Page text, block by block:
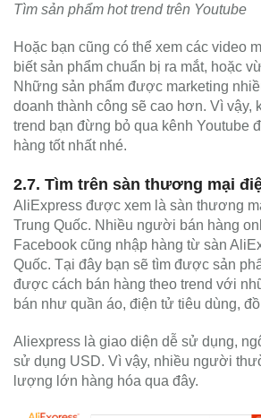
Tìm sản phẩm hot trend trên Youtube
Hoặc bạn cũng có thể xem các video
biết sản phẩm chuẩn bị ra mắt, hoặc
Những sản phẩm được marketing
doanh thành công sẽ cao hơn. Vì vậy,
trend bạn đừng bỏ qua kênh Youtube
hàng tốt nhất nhé.
2.7. Tìm trên sàn thương mại
AliExpress được xem là sàn thương
Trung Quốc. Nhiều người bán hàng
Facebook cũng nhập hàng từ sàn
Quốc. Tại đây bạn sẽ tìm được sản
được cách bán hàng theo trend với
bán như quần áo, điện tử tiêu dùng,
Aliexpress là giao diện dễ sử dụng,
sử dụng USD. Vì vậy, nhiều người
lượng lớn hàng hóa qua đây.